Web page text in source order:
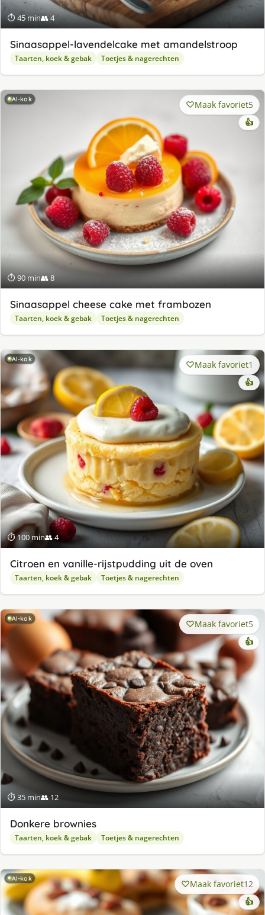
⏱ 45 min👥 4
Sinaasappel-lavendelcake met amandelstroop
Taarten, koek & gebak Toetjes & nagerechten
AI-kok
⏱ 90 min👥 8
Maak favoriet5
👍
Sinaasappel cheese cake met frambozen
Taarten, koek & gebak Toetjes & nagerechten
AI-kok
⏱ 100 min👥 4
Maak favoriet1
👍
Citroen en vanille-rijstpudding uit de oven
Taarten, koek & gebak Toetjes & nagerechten
AI-kok
⏱ 35 min👥 12
Maak favoriet5
👍
Donkere brownies
Taarten, koek & gebak Toetjes & nagerechten
AI-kok Maak favoriet12
👍